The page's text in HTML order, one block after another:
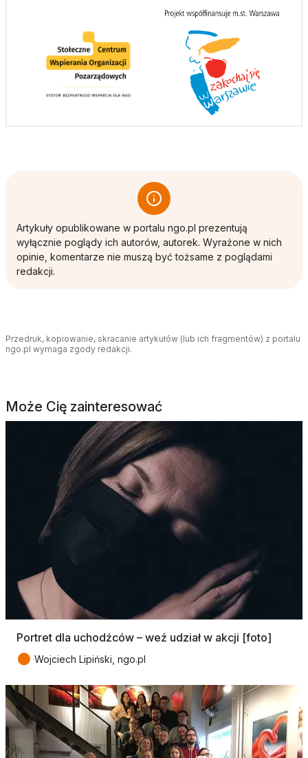
Artykuły opublikowane w portalu ngo.pl prezentują
wyłącznie poglądy ich autorów, autorek. Wyrażone w nich
opinie, komentarze nie muszą być tożsame z poglądami
redakcji.
Przedruk, kopiowanie, skracanie artykułów (lub ich fragmentów) z portalu
ngo.pl wymaga zgody redakcji.
Może Cię zainteresować
Portret dla uchodźców – weź udział w akcji [foto]
● Wojciech Lipiński, ngo.pl